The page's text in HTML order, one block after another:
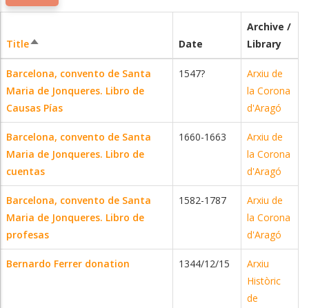
TitleSort
descending
Date
Archive /
Library
Barcelona, convento de Santa
Maria de Jonqueres. Libro de
Causas Pías
1547?
Arxiu de
la Corona
d'Aragó
Barcelona, convento de Santa
Maria de Jonqueres. Libro de
cuentas
1660-1663
Arxiu de
la Corona
d'Aragó
Barcelona, convento de Santa
Maria de Jonqueres. Libro de
profesas
1582-1787
Arxiu de
la Corona
d'Aragó
Bernardo Ferrer donation 1344/12/15
Arxiu
Històric
de